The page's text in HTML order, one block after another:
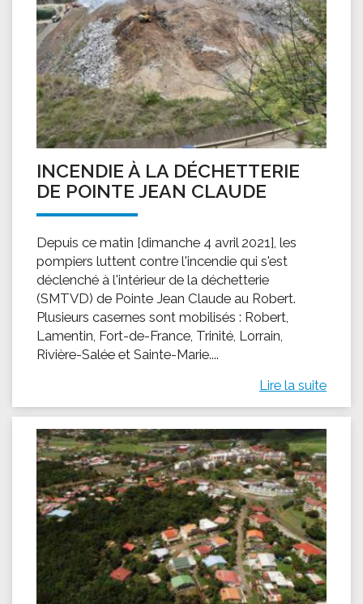
INCENDIE À LA DÉCHETTERIE
DE POINTE JEAN CLAUDE
Depuis ce matin [dimanche 4 avril 2021], les
pompiers luttent contre l'incendie qui s'est
déclenché à l'intérieur de la déchetterie
(SMTVD) de Pointe Jean Claude au Robert.
Plusieurs casernes sont mobilisés : Robert,
Lamentin, Fort-de-France, Trinité, Lorrain,
Rivière-Salée et Sainte-Marie....
Lire la suite